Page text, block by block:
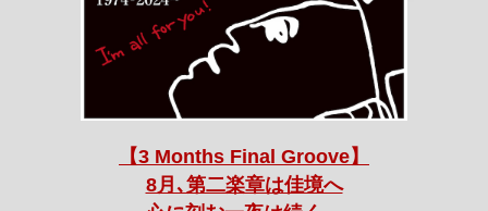
【3 Months Final Groove】
8月､第二楽章は佳境へ